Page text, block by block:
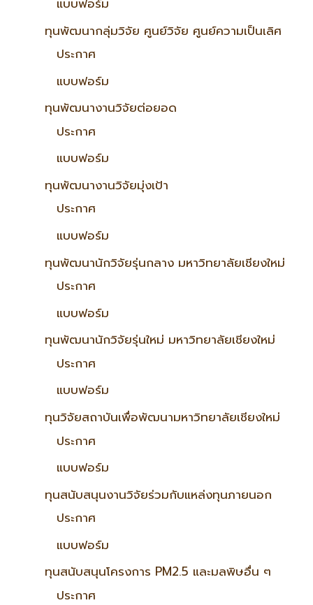
ทุนพัฒนากลุ่มวิจัย ศูนย์วิจัย ศูนย์ความเป็นเลิศ
ประกาศ
แบบฟอร์ม
ทุนพัฒนางานวิจัยต่อยอด
ประกาศ
แบบฟอร์ม
ทุนพัฒนางานวิจัยมุ่งเป้า
ประกาศ
แบบฟอร์ม
ทุนพัฒนานักวิจัยรุ่นกลาง มหาวิทยาลัยเชียงใหม่
ประกาศ
แบบฟอร์ม
ทุนพัฒนานักวิจัยรุ่นใหม่ มหาวิทยาลัยเชียงใหม่
ประกาศ
แบบฟอร์ม
ทุนวิจัยสถาบันเพื่อพัฒนามหาวิทยาลัยเชียงใหม่
ประกาศ
แบบฟอร์ม
ทุนสนับสนุนงานวิจัยร่วมกับแหล่งทุนภายนอก
ประกาศ
แบบฟอร์ม
ทุนสนับสนุนโครงการ PM2.5 และมลพิษอื่น ๆ
ประกาศ